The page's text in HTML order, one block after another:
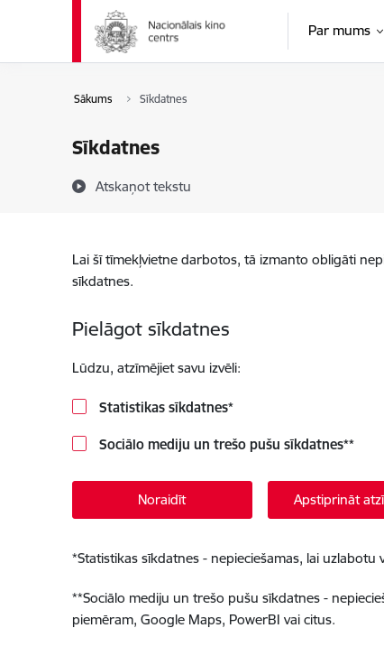
Pāriet uz lapas saturu
Par mums
Sākums Sīkdatnes
Sīkdatnes
Atskaņot tekstu
Lai šī tīmekļvietne darbotos, tā izmanto obligāti
sīkdatnes.
Pielāgot sīkdatnes
Lūdzu, atzīmējiet savu izvēli:
Statistikas sīkdatnes*
Sociālo mediju un trešo pušu sīkdatnes**
Noraidīt Apstiprināt
*Statistikas sīkdatnes - nepieciešamas, lai
**Sociālo mediju un trešo pušu sīkdatnes -
piemēram, Google Maps, PowerBI vai citus.